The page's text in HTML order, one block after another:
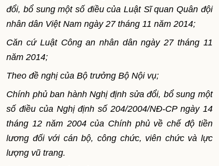
đổi, bổ sung một số điều của Luật Sĩ quan Quân đội
nhân dân Việt Nam ngày 27 tháng 11 năm 2014;
Căn cứ Luật Công an nhân dân ngày 27 tháng 11
năm 2014;
Theo đề nghị của Bộ trưởng Bộ Nội vụ;
Chính phủ ban hành Nghị định sửa đổi, bổ sung một
sốđiều của Nghị định số 204/2004/NĐ-CP ngày 14
tháng 12 năm 2004 của Chính phủ về chế độ tiền
lương đối với cán bộ, công chức, viên chức và lực
lượng vũ trang.